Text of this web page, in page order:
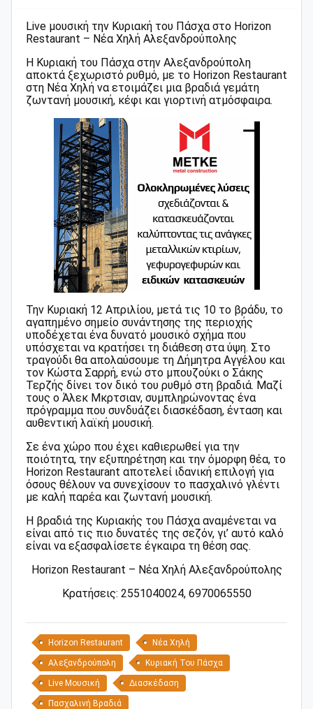
Live μουσική την Κυριακή του Πάσχα στο Horizon
Restaurant – Νέα Χηλή Αλεξανδρούπολης
Η Κυριακή του Πάσχα στην Αλεξανδρούπολη
αποκτά ξεχωριστό ρυθμό, με το Horizon Restaurant
στη Νέα Χηλή να ετοιμάζει μια βραδιά γεμάτη
ζωντανή μουσική, κέφι και γιορτινή ατμόσφαιρα.
Την Κυριακή 12 Απριλίου, μετά τις 10 το βράδυ, το
αγαπημένο σημείο συνάντησης της περιοχής
υποδέχεται ένα δυνατό μουσικό σχήμα που
υπόσχεται να κρατήσει τη διάθεση στα ύψη. Στο
τραγούδι θα απολαύσουμε τη Δήμητρα Αγγέλου και
τον Κώστα Σαρρή, ενώ στο μπουζούκι ο Σάκης
Τερζής δίνει τον δικό του ρυθμό στη βραδιά. Μαζί
τους ο Άλεκ Μκρτσιαν, συμπληρώνοντας ένα
πρόγραμμα που συνδυάζει διασκέδαση, ένταση και
αυθεντική λαϊκή μουσική.
Σε ένα χώρο που έχει καθιερωθεί για την
ποιότητα, την εξυπηρέτηση και την όμορφη θέα, το
Horizon Restaurant αποτελεί ιδανική επιλογή για
όσους θέλουν να συνεχίσουν το πασχαλινό γλέντι
με καλή παρέα και ζωντανή μουσική.
Η βραδιά της Κυριακής του Πάσχα αναμένεται να
είναι από τις πιο δυνατές της σεζόν, γι’ αυτό καλό
είναι να εξασφαλίσετε έγκαιρα τη θέση σας.
Horizon Restaurant – Νέα Χηλή Αλεξανδρούπολης
Κρατήσεις: 2551040024, 6970065550
Horizon Restaurant Νέα Χηλή
Αλεξανδρούπολη Κυριακή Του Πάσχα
Live Μουσική Διασκέδαση
Πασχαλινή Βραδιά